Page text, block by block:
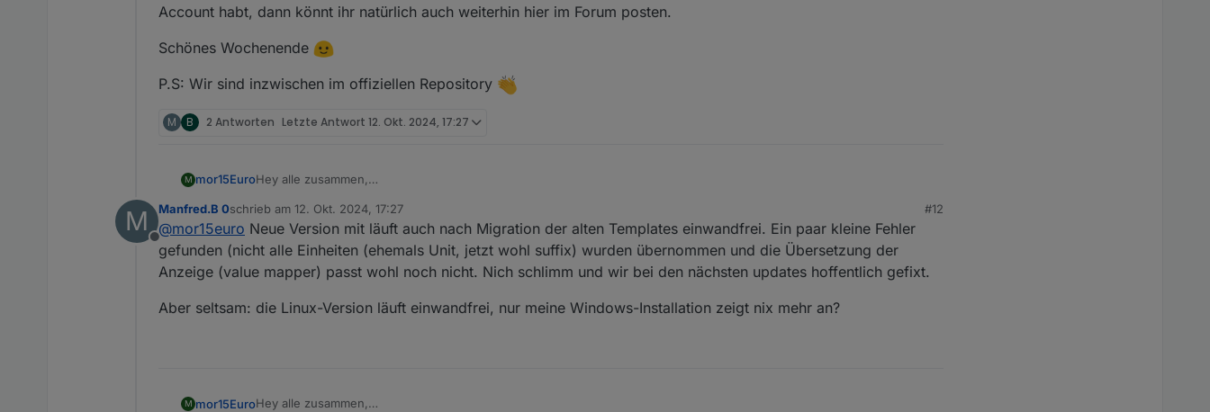
Account habt, dann könnt ihr natürlich auch weiterhin hier im Forum posten.
Schönes Wochenende
P.S: Wir sind inzwischen im offiziellen Repository
M B 2 Antworten Letzte Antwort 12. Okt. 2024, 17:27
M mor15EuroHey alle zusammen,
https://github.com/moba15/hiob_app/discussions/82
aktuell alles passiert und woran ich gerade arbeite. Lasst auch gerne euer FeedBack da. Falls ihr kein GitHub Account
habt, dann könnt ihr natürlich auch weiterhin hier im Forum posten.
Schönes Wochenende
P.S: Wir sind inzwischen im offiziellen Repository
M
Offline
Manfred.B 0schrieb am 12. Okt. 2024, 17:27
zuletzt editiert von
#12
@mor15euro Neue Version mit läuft auch nach Migration der alten Templates einwandfrei. Ein paar kleine Fehler
gefunden (nicht alle Einheiten (ehemals Unit, jetzt wohl suffix) wurden übernommen und die Übersetzung der
Anzeige (value mapper) passt wohl noch nicht. Nich schlimm und wir bei den nächsten updates hoffentlich gefixt.
Aber seltsam: die Linux-Version läuft einwandfrei, nur meine Windows-Installation zeigt nix mehr an?
M mor15EuroHey alle zusammen,